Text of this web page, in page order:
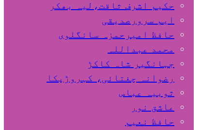
حکیم اشرف ثاقت،لیہ بھکر
ایم سرورصدیقی
حافظ امیرحمزہ سانگلوی
محمد عبداللہ
جہانگیر شاہ کاکڑ
رضوانہ چغتائی، کہروڑپکا
ثوبیہ عباس
عاشق نور
حافظ نعیم